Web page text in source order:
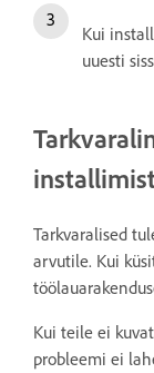
Kui
uuesti
Tarkvaralised
arvutile. Kui
Kui teile ei
probleemi ei